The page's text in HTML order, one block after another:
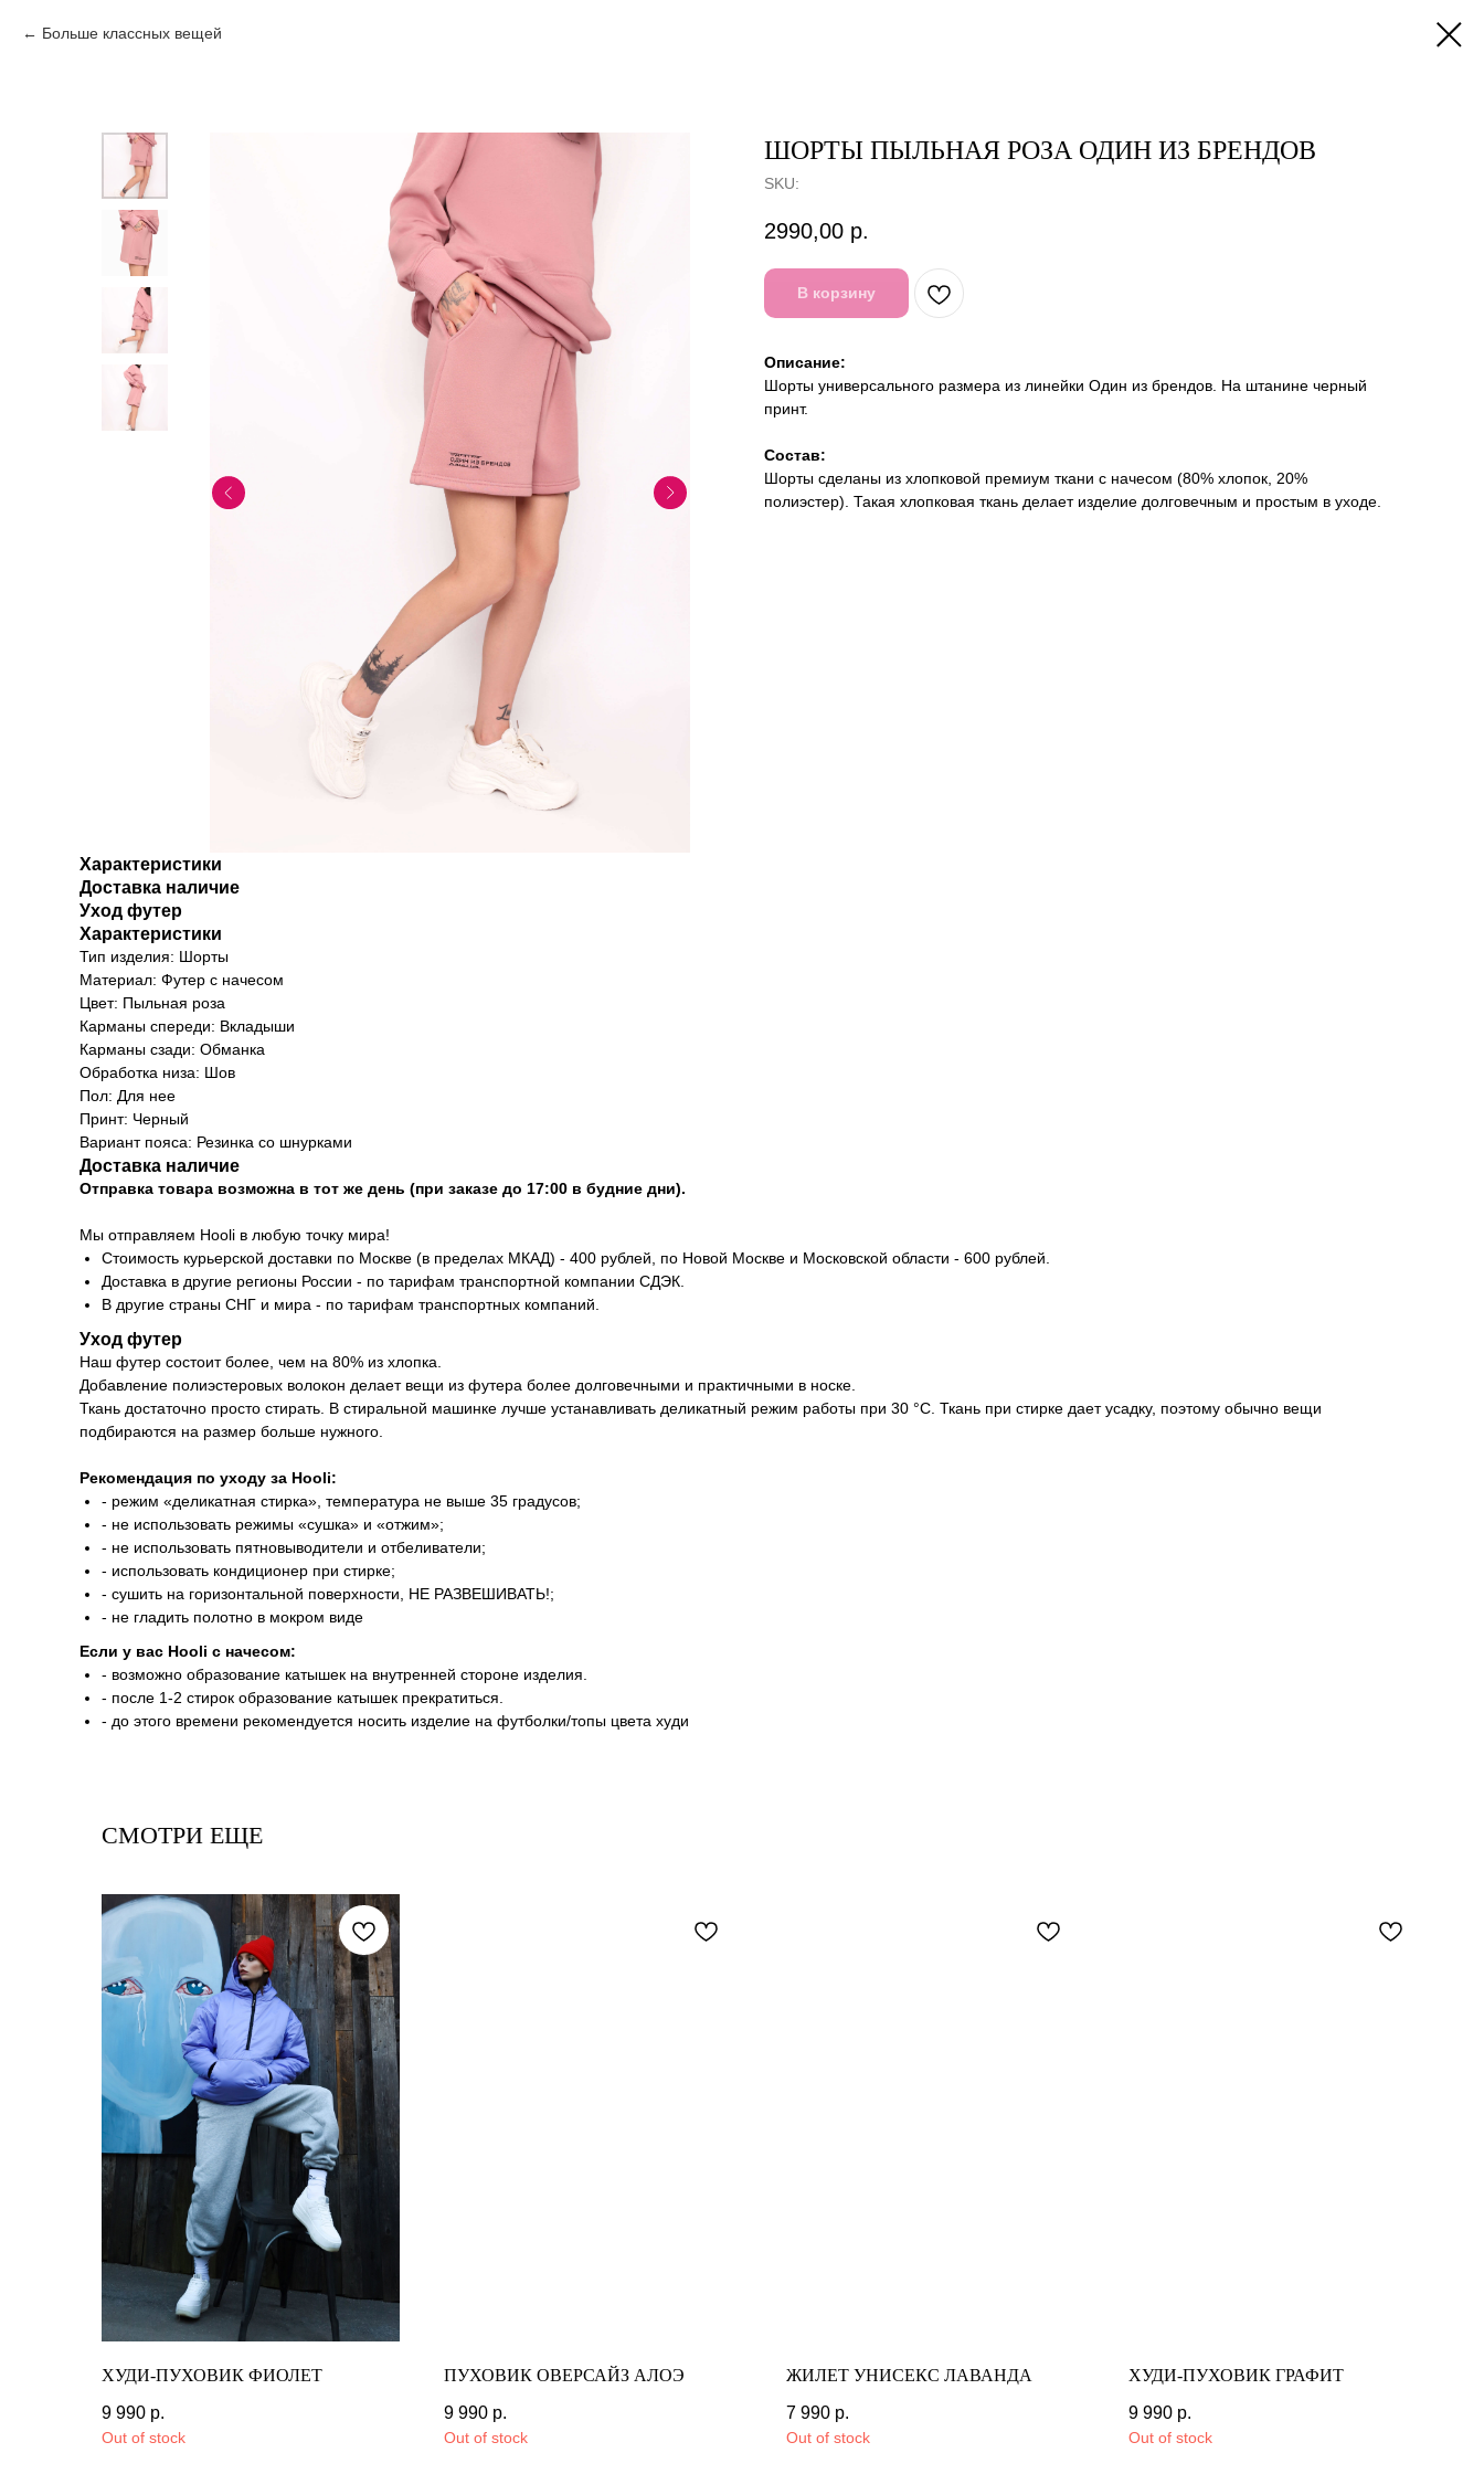
Больше классных вещей
ШОРТЫ ПЫЛЬНАЯ РОЗА ОДИН ИЗ БРЕНДОВ
SKU:
2990,00 р.
В корзину
Описание:
Шорты универсального размера из линейки Один из брендов. На штанине черный
принт.
Состав:
Шорты сделаны из хлопковой премиум ткани с начесом (80% хлопок, 20%
полиэстер). Такая хлопковая ткань делает изделие долговечным и простым в уходе.
Характеристики
Доставка наличие
Уход футер
Характеристики
Тип изделия: Шорты
Материал: Футер с начесом
Цвет: Пыльная роза
Карманы спереди: Вкладыши
Карманы сзади: Обманка
Обработка низа: Шов
Пол: Для нее
Принт: Черный
Вариант пояса: Резинка со шнурками
Доставка наличие
Отправка товара возможна в тот же день (при заказе до 17:00 в будние дни).
Мы отправляем Hooli в любую точку мира!
Стоимость курьерской доставки по Москве (в пределах МКАД) - 400 рублей, по Новой Москве и Московской области - 600 рублей.
Доставка в другие регионы России - по тарифам транспортной компании СДЭК.
В другие страны СНГ и мира - по тарифам транспортных компаний.
Уход футер
Наш футер состоит более, чем на 80% из хлопка.
Добавление полиэстеровых волокон делает вещи из футера более долговечными и практичными в носке.
Ткань достаточно просто стирать. В стиральной машинке лучше устанавливать деликатный режим работы при 30 °С. Ткань при стирке дает усадку, поэтому обычно вещи
подбираются на размер больше нужного.
Рекомендация по уходу за Hooli:
- режим «деликатная стирка», температура не выше 35 градусов;
- не использовать режимы «сушка» и «отжим»;
- не использовать пятновыводители и отбеливатели;
- использовать кондиционер при стирке;
- сушить на горизонтальной поверхности, НЕ РАЗВЕШИВАТЬ!;
- не гладить полотно в мокром виде
Если у вас Hooli c начесом:
- возможно образование катышек на внутренней стороне изделия.
- после 1-2 стирок образование катышек прекратиться.
- до этого времени рекомендуется носить изделие на футболки/топы цвета худи
СМОТРИ ЕЩЕ
ХУДИ-ПУХОВИК ФИОЛЕТ
9 990 р.
Out of stock
ПУХОВИК ОВЕРСАЙЗ АЛОЭ
9 990 р.
Out of stock
ЖИЛЕТ УНИСЕКС ЛАВАНДА
7 990 р.
Out of stock
ХУДИ-ПУХОВИК ГРАФИТ
9 990 р.
Out of stock